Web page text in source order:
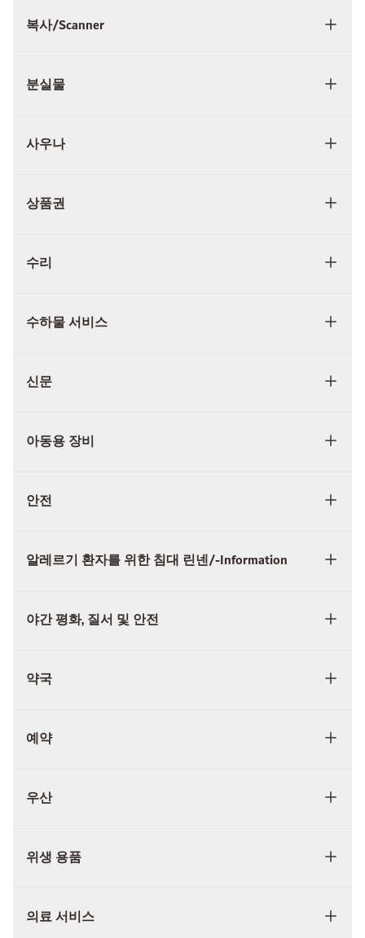
복사/Scanner
분실물
사우나
상품권
수리
수하물 서비스
신문
아동용 장비
안전
알레르기 환자를 위한 침대 린넨/-Information
야간 평화, 질서 및 안전
약국
예약
우산
위생 용품
의료 서비스